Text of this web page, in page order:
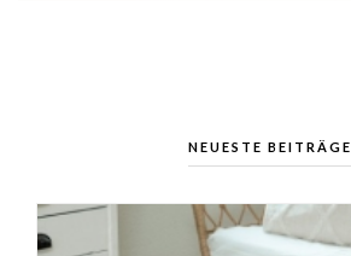
NEUESTE BEITRÄGE